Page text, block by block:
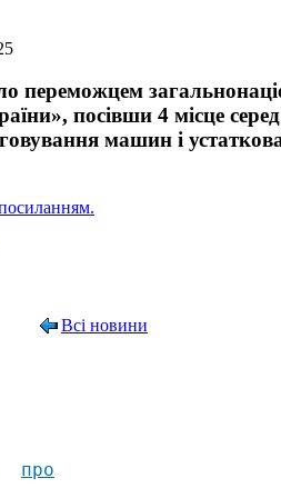
переможцем
посівши 4 місце
машин і
Всі новини
про